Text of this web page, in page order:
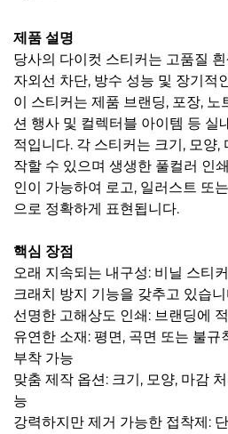
제품 설명
당사의 다이컷 스티커는 고품질
자외선 차단, 방수 성능 및 장기적
이 스티커는 제품 브랜딩, 포장, 노
션 행사 및 컬렉터블 아이템 등 실
적입니다. 각 스티커는 크기, 모양,
작할 수 있으며 생생한 풀컬러 인
인이 가능하여 로고, 일러스트 또
으로 정확하게 표현됩니다.
핵심 장점
오래 지속되는 내구성: 비닐 스티
크래치 방지 기능을 갖추고 있습
선명한 고해상도 인쇄: 브랜딩에
유연한 소재: 평면, 곡면 또는 불규
부착 가능
맞춤 제작 옵션: 크기, 모양, 마감
능
강력하지만 제거 가능한 접착제: